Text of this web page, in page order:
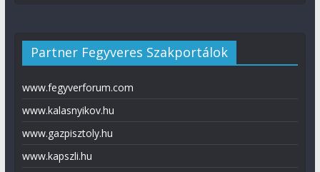
Partner Fegyveres Szakportálok
www.fegyverforum.com
www.kalasnyikov.hu
www.gazpisztoly.hu
www.kapszli.hu